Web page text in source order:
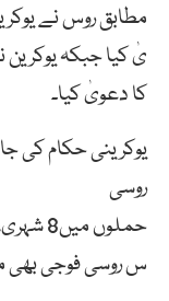
مطابق روس نے
یٰ کیا جبکہ یوکرین
کا دعویٰ کیا۔
یوکرینی حکام کی
روسی
حملوں
س روسی فوجی بھی